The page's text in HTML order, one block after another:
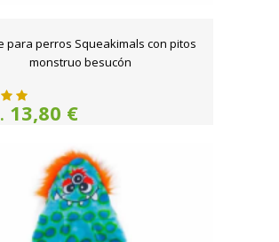
para perros Squeakimals con pitos
monstruo besucón
13,80 €